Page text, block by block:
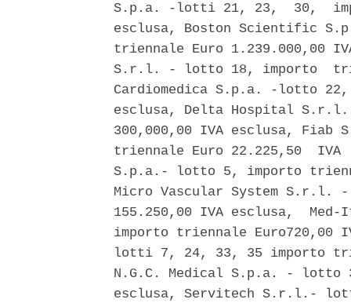
S.p.a. -lotti 21, 23,  30,
esclusa, Boston Scientific
triennale Euro 1.239.000,00
S.r.l. - lotto 18, importo
Cardiomedica S.p.a. -lotto
esclusa, Delta Hospital
300,000,00 IVA esclusa,
triennale Euro 22.225,50  IVA
S.p.a.- lotto 5, importo
Micro Vascular System
155.250,00 IVA esclusa,
importo triennale
lotti 7, 24, 33, 35 importo
N.G.C. Medical S.p.a. - lotto
esclusa, Servitech S.r.l.-